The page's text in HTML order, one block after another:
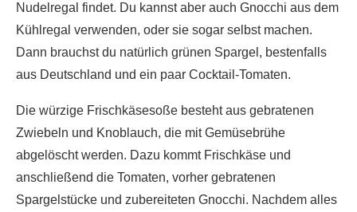
Nudelregal findet. Du kannst aber auch Gnocchi aus dem
Kühlregal verwenden, oder sie sogar selbst machen.
Dann brauchst du natürlich grünen Spargel, bestenfalls
aus Deutschland und ein paar Cocktail-Tomaten.
Die würzige Frischkäsesoße besteht aus gebratenen
Zwiebeln und Knoblauch, die mit Gemüsebrühe
abgelöscht werden. Dazu kommt Frischkäse und
anschließend die Tomaten, vorher gebratenen
Spargelstücke und zubereiteten Gnocchi. Nachdem alles